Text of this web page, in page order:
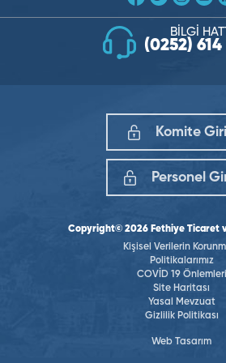
BİLGİ
(0252) 614
Komite
Personel
Copyright© 2026 Fethiye Ticaret
Kişisel Verilerin
Politikalarımız
COVİD 19 Önlemleri
Site Haritası
Yasal Mevzuat
Gizlilik Politikası
Web Tasarım